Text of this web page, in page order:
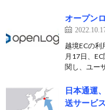
オープン
越境ECの
月17日、
関し、ユー
日本通運
送サービ